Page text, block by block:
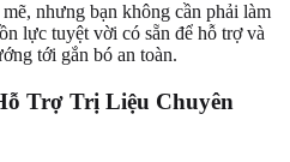
nhưng bạn không cần phải làm
lực tuyệt vời có sẵn để hỗ trợ và
tới gắn bó an toàn.
Trợ Trị Liệu Chuyên